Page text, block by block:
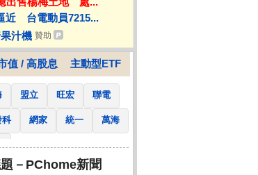
列 42171
近 台電動員7215...
汁機 贊助
值 / 高股息 主動型ETF
盟立 旺宏 聯電
科 網家 統一 萬海
－PChome新聞